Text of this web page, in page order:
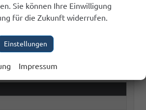
Sie können Ihre Einwilligung
für die Zukunft widerrufen.
Einstellungen
Impressum